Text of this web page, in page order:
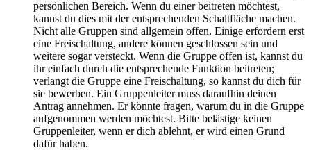
persönlichen Bereich. Wenn du einer beitreten möchtest,
kannst du dies mit der entsprechenden Schaltfläche machen.
Nicht alle Gruppen sind allgemein offen. Einige erfordern erst
eine Freischaltung, andere können geschlossen sein und
weitere sogar versteckt. Wenn die Gruppe offen ist, kannst du
ihr einfach durch die entsprechende Funktion beitreten;
verlangt die Gruppe eine Freischaltung, so kannst du dich für
sie bewerben. Ein Gruppenleiter muss daraufhin deinen
Antrag annehmen. Er könnte fragen, warum du in die Gruppe
aufgenommen werden möchtest. Bitte belästige keinen
Gruppenleiter, wenn er dich ablehnt, er wird einen Grund
dafür haben.